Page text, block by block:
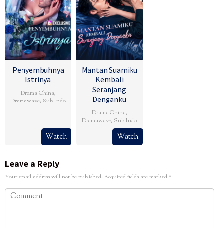
Penyembuhnya
Istrinya
Drama China,
Dramawave, Sub Indo
Watch
Mantan Suamiku
Kembali
Seranjang
Denganku
Drama China,
Dramawave, Sub Indo
Watch
Leave a Reply
Your email address will not be published. Required fields are marked*